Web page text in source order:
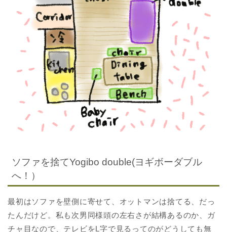
ソファを捨てYogibo double(ヨギボーダブル
へ！）
最初はソファを壁側に寄せて、オットマンは捨てる、だっ
たんだけど。私も次男同様頭の左右さが結構あるのか、ガ
チャ目なので、テレビをL字で見るってのがどうしても無